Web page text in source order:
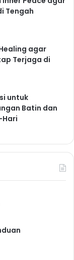
Tengah
agar
Terjaga di
untuk
Batin dan
Hari